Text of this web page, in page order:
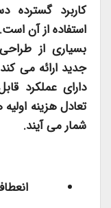
کاربرد گسترده
استفاده از آن
بسیاری از
جدید ارائه می
دارای عملکرد
تعادل هزینه
شمار می آیند.